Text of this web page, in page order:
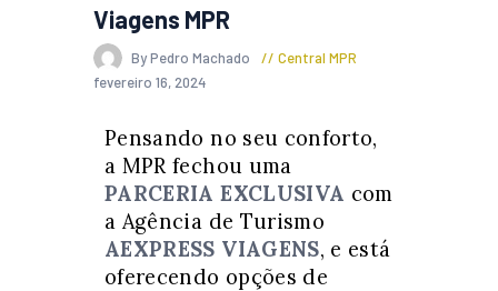
Viagens MPR
By Pedro Machado
Central MPR
fevereiro 16, 2024
Pensando no seu conforto,
a MPR fechou uma
PARCERIA EXCLUSIVA com
a Agência de Turismo
AEXPRESS VIAGENS, e está
oferecendo opções de